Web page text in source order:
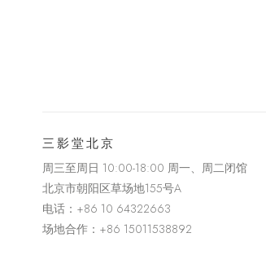
三影堂北京
周三至周日 10:00-18:00 周一、周二闭馆
北京市朝阳区草场地155号A
电话： +86 10 64322663
场地合作：+86 15011538892